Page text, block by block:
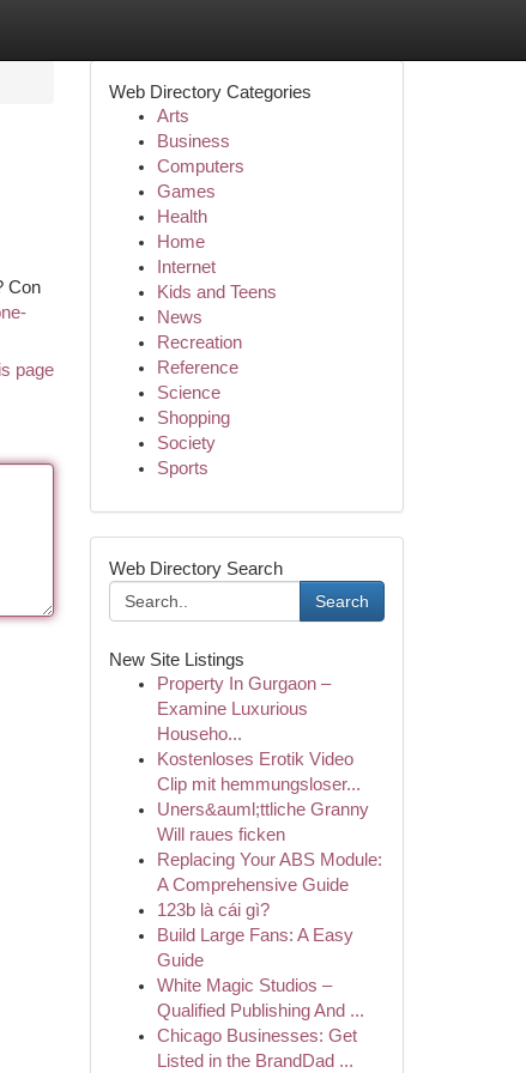
Con
page
Web Directory Categories
Arts
Business
Computers
Games
Health
Home
Internet
Kids and Teens
News
Recreation
Reference
Science
Shopping
Society
Sports
Web Directory Search
Search
New Site Listings
Property In Gurgaon –
Examine Luxurious
Househo...
Kostenloses Erotik Video
Clip mit hemmungsloser...
Uners&auml;ttliche Granny
Will raues ficken
Replacing Your ABS Module:
A Comprehensive Guide
123b là cái gì?
Build Large Fans: A Easy
Guide
White Magic Studios –
Qualified Publishing And ...
Chicago Businesses: Get
Listed in the BrandDad ...